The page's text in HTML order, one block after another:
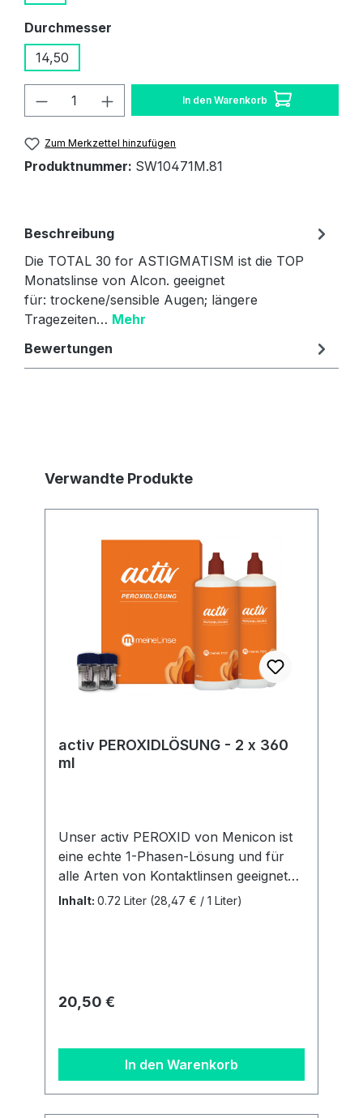
Durchmesser
14,50
Produkt Anzahl: Gib den
In den Warenkorb
Zum Merkzettel hinzufügen
Produktnummer: SW10471M.81
Beschreibung
Die TOTAL 30 for ASTIGMATISM ist die TOP
Monatslinse von Alcon. geeignet
für: trockene/sensible Augen; längere
Tragezeiten… Mehr
Bewertungen
Produktgalerie überspringen
Verwandte Produkte
activ PEROXIDLÖSUNG - 2 x 360
ml
Unser activ PEROXID von Menicon ist
eine echte 1-Phasen-Lösung und für
alle Arten von Kontaktlinsen geeignet
(farbige Linsen ausgenommen). Es ist
Flaschen á 360ml + 2 Behältern.
Details zur
verantwortungsbewusstes
Unternehmen legen wir großen Wert
auf Transparenz und die Einhaltung
Inhalt: 0.72 Liter (28,47 € / 1 Liter)
Regulärer Preis:
20,50 €
In den Warenkorb